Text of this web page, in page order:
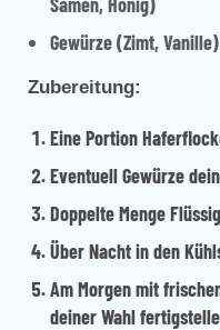
Gewürze (Zimt, Vanille)
Zubereitung:
Eine Portion
Eventuell Gewürze
Doppelte Menge
Über Nacht in den
Am Morgen mit
deiner Wahl